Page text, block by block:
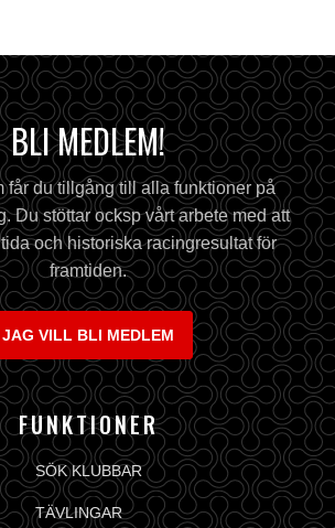
BLI MEDLEM!
får du tillgång till alla funktioner på
Du stöttar ocksp vårt arbete med att
och historiska racingresultat för
framtiden.
JAG VILL BLI MEDLEM
FUNKTIONER
SÖK KLUBBAR
TÄVLINGAR